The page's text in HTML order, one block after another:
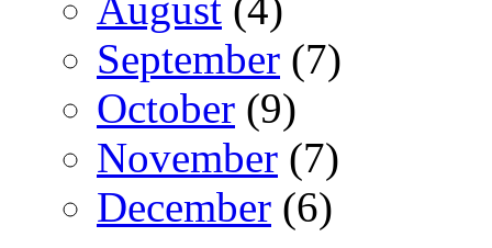
September (7)
October (9)
November (7)
December (6)